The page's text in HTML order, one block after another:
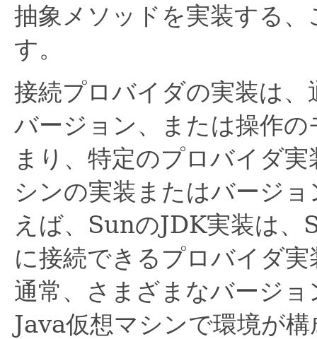
抽象メソッドを実装する
す。
接続プロバイダの実装は
バージョン、または操作
まり、特定のプロバイダ
シンの実装またはバージ
えば、SunのJDK実装は、
に接続できるプロバイダ
通常、さまざまなバージ
Java仮想マシンで環境が